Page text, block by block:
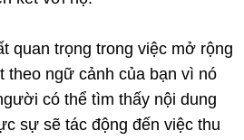
quan trọng trong việc mở rộng
theo ngữ cảnh của bạn vì nó
có thể tìm thấy nội dung
sự sẽ tác động đến việc thu